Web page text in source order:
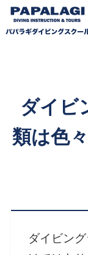
ダイビ
類は色
ダイビン